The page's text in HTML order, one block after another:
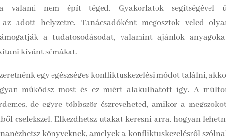
valami nem épít téged. Gyakorlatok segítségével
az adott helyzetre. Tanácsadóként megosztok veled
a tudatosodásodat, valamint ajánlok
kívánt sémákat.
egy egészséges konfliktuskezelési módot találni,
működsz most és ez miért alakulhatott így. A
de egyre többször észreveheted, amikor a
cselekszel. Elkezdhetsz utakat keresni arra, hogyan
könyveknek, amelyek a konfliktuskezelésről